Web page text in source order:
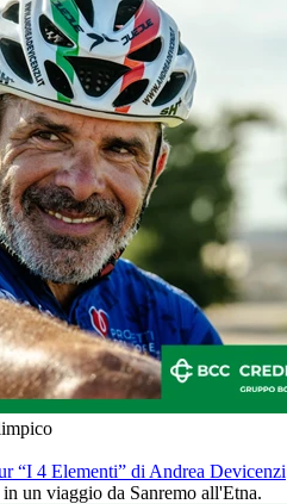
“I 4 Elementi” di Andrea Devicenzi
un viaggio da Sanremo all'Etna.